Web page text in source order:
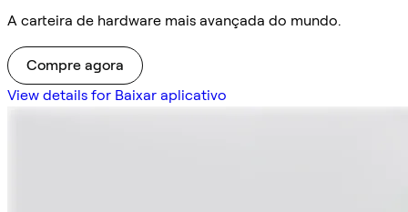
A carteira de hardware mais avançada do mundo.
Compre agora
View details for Baixar aplicativo